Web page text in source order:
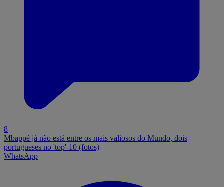
8
Mbappé já não está entre os mais valiosos do Mundo, dois
portugueses no 'top'-10 (fotos)
WhatsApp